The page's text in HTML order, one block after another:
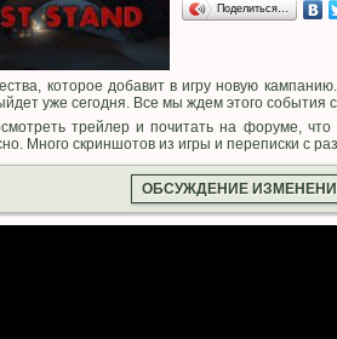
Поделиться…
которое добавит в игру новую
уже сегодня. Все мы ждем этого события
трейлер и почитать на форуме,
Много скриншотов из игры и переписки с
ОБСУЖДЕНИЕ